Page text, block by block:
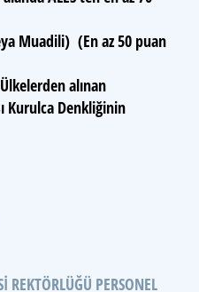
Muadili) (En az 50 puan
alınan
Kurulca Denkliğinin
REKTÖRLÜĞÜ PERSONEL